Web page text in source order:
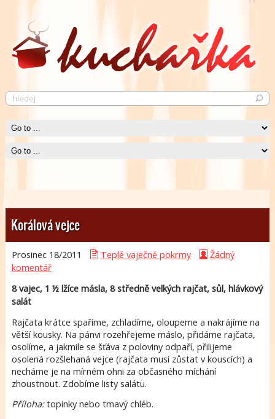
Pečené kuře
Krásně křupavé pečené kuře neurazí snád žádného jedlíka.
Korálová vejce
Prosinec 18/2011 Teplé vaječné pokrmy
Žádný
komentář
8 vajec, 1 ½ lžíce másla, 8 středně velkých rajčat, sůl, hlávkový
salát
Rajčata krátce spaříme, zchladíme, oloupeme a nakrájíme na
větší kousky. Na pánvi rozehřejeme máslo, přidáme rajčata,
osolíme, a jakmile se šťáva z poloviny odpaří, přilijeme
osolená rozšlehaná vejce (rajčata musí zůstat v kouscích) a
necháme je na mírném ohni za občasného míchání
zhoustnout. Zdobíme listy salátu.
Příloha:topinky nebo tmavý chléb.